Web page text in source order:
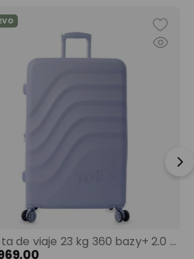
Maleta de viaje 23 kg 360 bazy+ 2.0 bodega morado color: morado
,00